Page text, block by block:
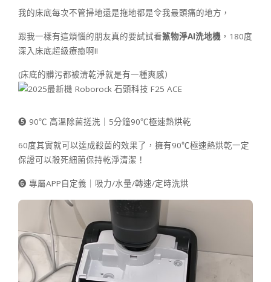
我的床底每次不管掃地還是拖地都是令我最頭痛的地方，
跟我一樣有這煩惱的朋友真的要試試看鯊物淨AI洗地機 ，180度
深入床底超級療癒啊!!
(床底的髒污都被清乾淨就是有一種爽感）
➎ 90℃ 高溫除菌搓洗｜5分鐘90℃極速熱烘乾
60度其實就可以達成殺菌的效果了，擁有90℃極速熱烘乾一定
保證可以殺死細菌保持乾淨清潔！
➏ 專屬APP自定義｜吸力/水量/轉速/定時洗烘